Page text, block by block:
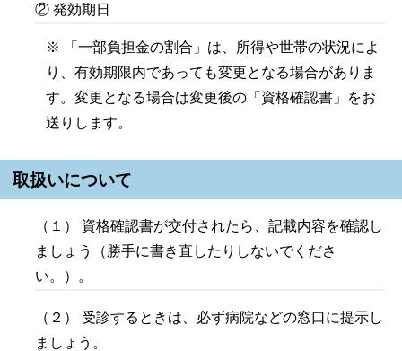
② 発効期日
※ 「一部負担金の割合」は、所得や世帯の状況によ
り、有効期限内であっても変更となる場合がありま
す。変更となる場合は変更後の「資格確認書」をお
送りします。
取扱いについて
（１） 資格確認書が交付されたら、記載内容を確認し
ましょう（勝手に書き直したりしないでくださ
い。）。
（２） 受診するときは、必ず病院などの窓口に提示し
ましょう。